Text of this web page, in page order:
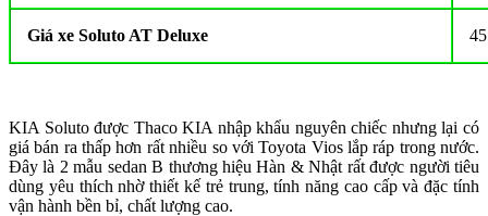
Giá xe Soluto AT Deluxe
KIA Soluto được Thaco KIA nhập khẩu nguyên chiếc nhưng lại có
giá bán ra thấp hơn rất nhiều so với Toyota Vios lắp ráp trong nước.
Đây là 2 mẫu sedan B thương hiệu Hàn & Nhật rất được người tiêu
dùng yêu thích nhờ thiết kế trẻ trung, tính năng cao cấp và đặc tính
vận hành bền bỉ, chất lượng cao.